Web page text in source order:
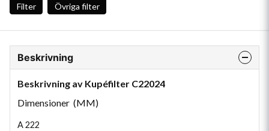
Filter Övriga filter
Beskrivning
Beskrivning av Kupéfilter C22024
Dimensioner (MM)
A222